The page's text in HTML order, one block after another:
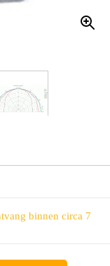
binnen circa 7